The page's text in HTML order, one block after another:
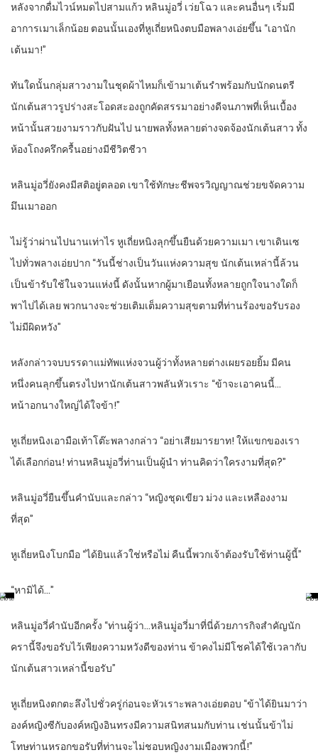
หลังจากดื่มไวน์หมดไปสามแก้ว หลินมู่อวี่ เว่ยโฉว และคนอื่นๆ เริ่มมี
อาการเมาเล็กน้อย ตอนนั้นเองที่หูเถี่ยหนิงตบมือพลางเอ่ยขึ้น “เอานัก
เต้นมา!”
ทันใดนั้นกลุ่มสาวงามในชุดผ้าไหมก็เข้ามาเต้นรำพร้อมกับนักดนตรี
นักเต้นสาวรูปร่างสะโอดสะองถูกคัดสรรมาอย่างดีจนภาพที่เห็นเบื้อง
หน้านั้นสวยงามราวกับฝันไป นายพลทั้งหลายต่างจดจ้องนักเต้นสาว ทั้ง
ห้องโถงครึกครื้นอย่างมีชีวิตชีวา
หลินมู่อวี่ยังคงมีสติอยู่ตลอด เขาใช้ทักษะชีพจรวิญญาณช่วยขจัดความ
มึนเมาออก
ไม่รู้ว่าผ่านไปนานเท่าไร หูเถี่ยหนิงลุกขึ้นยืนด้วยความเมา เขาเดินเซ
ไปทั่วพลางเอ่ยปาก “วันนี้ช่างเป็นวันแห่งความสุข นักเต้นเหล่านี้ล้วน
เป็นข้ารับใช้ในจวนแห่งนี้ ดังนั้นหากผู้มาเยือนทั้งหลายถูกใจนางใดก็
พาไปได้เลย พวกนางจะช่วยเติมเต็มความสุขตามที่ท่านร้องขอรับรอง
ไม่มีผิดหวัง”
หลังกล่าวจบบรรดาแม่ทัพแห่งจวนผู้ว่าทั้งหลายต่างเผยรอยยิ้ม มีคน
หนึ่งคนลุกขึ้นตรงไปหานักเต้นสาวพลันหัวเราะ “ข้าจะเอาคนนี้…
หน้าอกนางใหญ่ได้ใจข้า!”
หูเถี่ยหนิงเอามือเท้าโต๊ะพลางกล่าว “อย่าเสียมารยาท! ให้แขกของเรา
ได้เลือกก่อน! ท่านหลินมู่อวี่ท่านเป็นผู้นำ ท่านคิดว่าใครงามที่สุด?”
หลินมู่อวี่ยืนขึ้นคำนับและกล่าว “หญิงชุดเขียว ม่วง และเหลืองงาม
ที่สุด”
หูเถี่ยหนิงโบกมือ “ได้ยินแล้วใช่หรือไม่ คืนนี้พวกเจ้าต้องรับใช้ท่านผู้นี้”
“หามิได้…”
หลินมู่อวี่คำนับอีกครั้ง “ท่านผู้ว่า…หลินมู่อวี่มาที่นี่ด้วยภารกิจสำคัญนัก
ครานี้จึงขอรับไว้เพียงความหวังดีของท่าน ข้าคงไม่มีโชคได้ใช้เวลากับ
นักเต้นสาวเหล่านี้ขอรับ”
หูเถี่ยหนิงตกตะลึงไปชั่วครู่ก่อนจะหัวเราะพลางเอ่ยตอบ “ข้าได้ยินมาว่า
องค์หญิงซีกับองค์หญิงอินทรงมีความสนิทสนมกับท่าน เช่นนั้นข้าไม่
โทษท่านหรอกขอรับที่ท่านจะไม่ชอบหญิงงามเมืองพวกนี้!”